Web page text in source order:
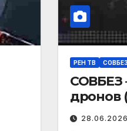
РЕН ТВ
СОВБЕЗ
дронов
28.06.2026